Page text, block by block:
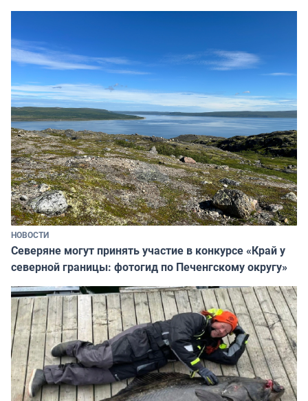
НОВОСТИ
Северяне могут принять участие в конкурсе «Край у
северной границы: фотогид по Печенгскому округу»